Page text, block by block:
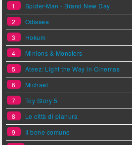
1
Spider-Man - Brand New Day
2
Odissea
3
Hokum
4
Minions & Monsters
5
Ateez: Light the Way in Cinemas
6
Michael
7
Toy Story 5
8
Le città di pianura
9
Il bene comune